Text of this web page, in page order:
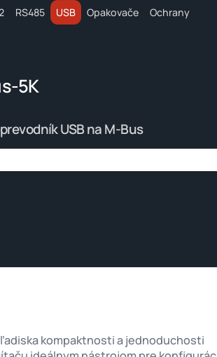
RS485 USB Opakovače
Ochrany
5K
USB na M-Bus
kompaktnosti a jednoduchosti